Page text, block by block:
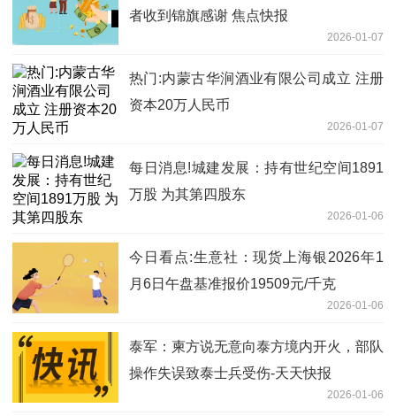
者收到锦旗感谢 焦点快报
2026-01-07
热门:内蒙古华涧酒业有限公司成立 注册
资本20万人民币
2026-01-07
每日消息!城建发展：持有世纪空间1891
万股 为其第四股东
2026-01-06
今日看点:生意社：现货上海银2026年1
月6日午盘基准报价19509元/千克
2026-01-06
泰军：柬方说无意向泰方境内开火，部队
操作失误致泰士兵受伤-天天快报
2026-01-06